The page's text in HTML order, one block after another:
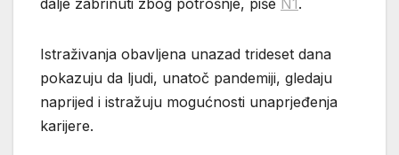
dalje zabrinuti zbog potrošnje, piše N1.
Istraživanja obavljena unazad trideset dana
pokazuju da ljudi, unatoč pandemiji, gledaju
naprijed i istražuju mogućnosti unaprjeđenja
karijere.